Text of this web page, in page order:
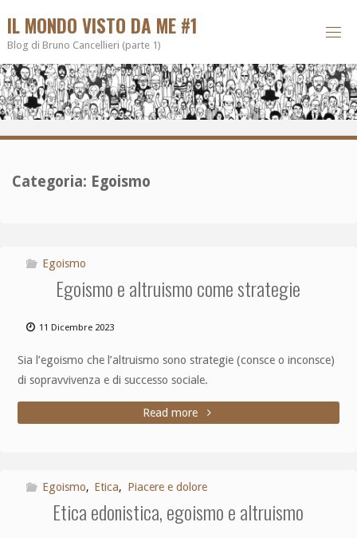
IL MONDO VISTO DA ME #1
Blog di Bruno Cancellieri (parte 1)
Categoria: Egoismo
Egoismo
Egoismo e altruismo come strategie
11 Dicembre 2023
Sia l’egoismo che l’altruismo sono strategie (consce o inconsce)
di sopravvivenza e di successo sociale.
Read more
Egoismo, Etica, Piacere e dolore
Etica edonistica, egoismo e altruismo